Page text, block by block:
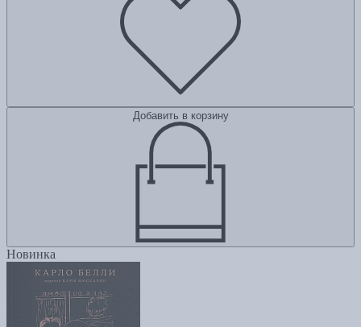
Добавить в корзину
Новинка